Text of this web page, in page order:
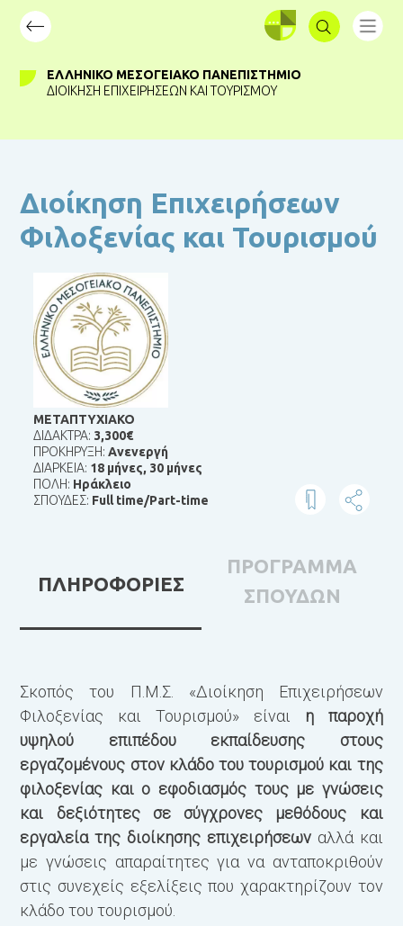
ΣΥΝΔΕΣΗ
ΕΛΛΗΝΙΚΌ ΜΕΣΟΓΕΙΑΚΌ ΠΑΝΕΠΙΣΤΉΜΙΟ
ΔΙΟΊΚΗΣΗ ΕΠΙΧΕΙΡΉΣΕΩΝ ΚΑΙ ΤΟΥΡΙΣΜΟΎ
Διοίκηση Επιχειρήσεων
Φιλοξενίας και Τουρισμού
ΜΕΤΑΠΤΥΧΙΑΚΟ
ΔΙΔΑΚΤΡΑ: 3,300€
ΠΡΟΚΗΡΥΞΗ:Ανενεργή
ΔΙΑΡΚΕΙΑ: 18 μήνες, 30 μήνες
ΠΟΛΗ: Ηράκλειο
ΣΠΟΥΔΕΣ: Full time/Part-time
ΠΛΗΡΟΦΟΡΙΕΣ
ΠΡΟΓΡΑΜΜΑ
ΣΠΟΥΔΩΝ
Σκοπός του Π.Μ.Σ. «Διοίκηση Επιχειρήσεων
Φιλοξενίας και Τουρισμού» είναι η παροχή
υψηλού επιπέδου εκπαίδευσης στους
εργαζομένους στον κλάδο του τουρισμού και της
φιλοξενίας και ο εφοδιασμός τους με γνώσεις
και δεξιότητες σε σύγχρονες μεθόδους και
εργαλεία της διοίκησης επιχειρήσεωναλλά και
με γνώσεις απαραίτητες για να ανταποκριθούν
στις συνεχείς εξελίξεις που χαρακτηρίζουν τον
κλάδο του τουρισμού.